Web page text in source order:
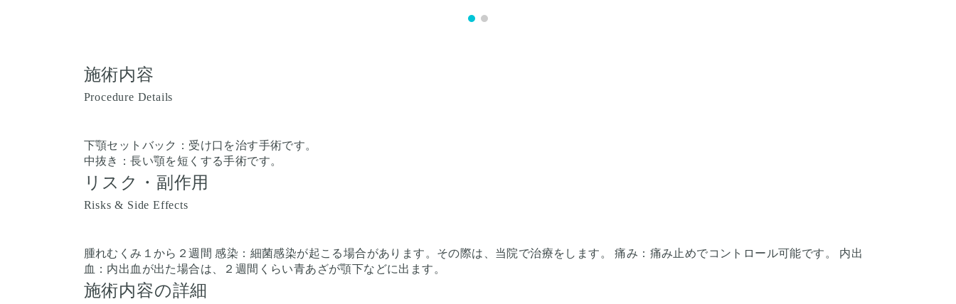
施術内容
Procedure Details
下顎セットバック：受け口を治す手術です。
中抜き：長い顎を短くする手術です。
リスク・副作用
Risks & Side Effects
腫れむくみ１から２週間 感染：細菌感染が起こる場合があります。その際は、当院で治療をします。 痛み：痛み止めでコントロール可能です。 内出
血：内出血が出た場合は、２週間くらい青あざが顎下などに出ます。
施術内容の詳細